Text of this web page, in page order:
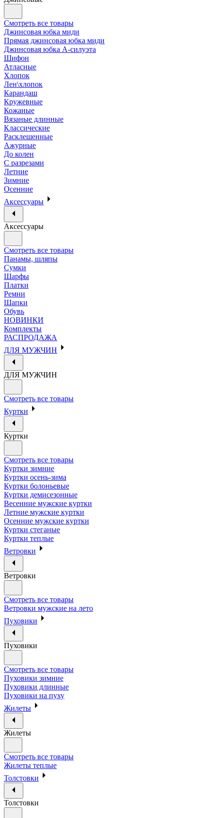
Смотреть все товары
Джинсовая юбка миди
Прямая джинсовая юбка миди
Джинсовая юбка А-силуэта
Шифон
Атласные
Хлопок
Лен\хлопок
Карандаш
Кружевные
Кожаные
Вязаные длинные
Классические
Расклешенные
Ажурные
До колен
С разрезами
Летние
Зимние
Осенние
Аксессуары
Аксессуары
Смотреть все товары
Панамы, шляпы
Сумки
Шарфы
Платки
Ремни
Шапки
Обувь
НОВИНКИ
Комплекты
РАСПРОДАЖА
ДЛЯ МУЖЧИН
ДЛЯ МУЖЧИН
Смотреть все товары
Куртки
Куртки
Смотреть все товары
Куртки зимние
Куртки осень-зима
Куртки болоньевые
Куртки демисезонные
Весенние мужские куртки
Летние мужские куртки
Осенние мужские куртки
Куртки стеганые
Куртки теплые
Ветровки
Ветровки
Смотреть все товары
Ветровки мужские на лето
Пуховики
Пуховики
Смотреть все товары
Пуховики зимние
Пуховики длинные
Пуховики на пуху
Жилеты
Жилеты
Смотреть все товары
Жилеты теплые
Толстовки
Толстовки